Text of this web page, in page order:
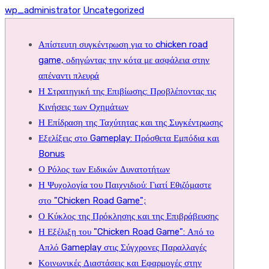
wp_administrator Uncategorized
Απίστευτη συγκέντρωση για το chicken road
game, οδηγώντας την κότα με ασφάλεια στην
απέναντι πλευρά
Η Στρατηγική της Επιβίωσης: Προβλέποντας τις
Κινήσεις των Οχημάτων
Η Επίδραση της Ταχύτητας και της Συγκέντρωσης
Εξελίξεις στο Gameplay: Πρόσθετα Εμπόδια και
Bonus
Ο Ρόλος των Ειδικών Δυνατοτήτων
Η Ψυχολογία του Παιχνιδιού: Γιατί Εθιζόμαστε
στο "Chicken Road Game";
Ο Κύκλος της Πρόκλησης και της Επιβράβευσης
Η Εξέλιξη του "Chicken Road Game": Από το
Απλό Gameplay στις Σύγχρονες Παραλλαγές
Κοινωνικές Διαστάσεις και Εφαρμογές στην